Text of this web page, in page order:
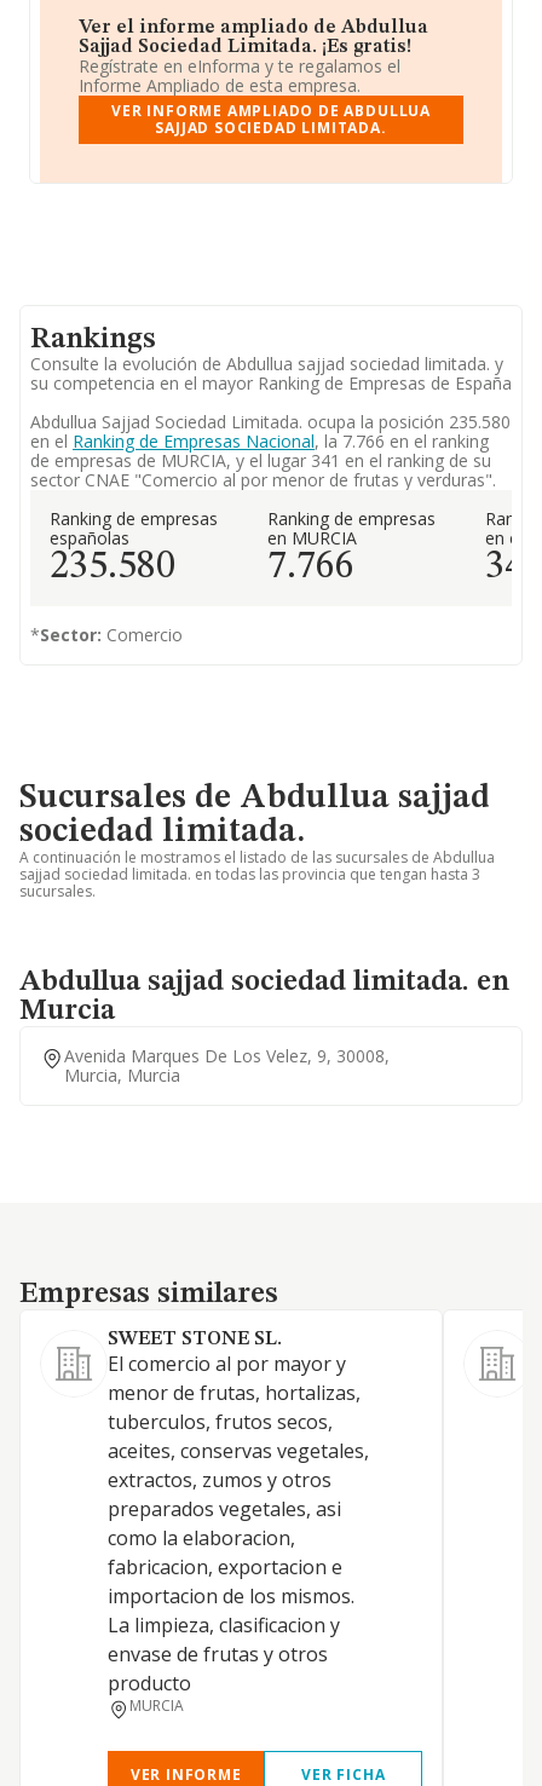
Ver el informe ampliado de Abdullua
Sajjad Sociedad Limitada. ¡Es gratis!
Regístrate en eInforma y te regalamos el
Informe Ampliado de esta empresa.
VER INFORME AMPLIADO DE ABDULLUA
SAJJAD SOCIEDAD LIMITADA.
Rankings
Consulte la evolución de Abdullua sajjad sociedad limitada. y
su competencia en el mayor Ranking de Empresas de España
Abdullua Sajjad Sociedad Limitada. ocupa la posición 235.580
en el Ranking de Empresas Nacional, la 7.766 en el ranking
de empresas de MURCIA, y el lugar 341 en el ranking de su
sector CNAE "Comercio al por menor de frutas y verduras".
Ranking de empresas
españolas
235.580
Ranking de empresas
en MURCIA
7.766
en el
341
*Sector: Comercio
Sucursales de Abdullua sajjad
sociedad limitada.
A continuación le mostramos el listado de las sucursales de Abdullua
sajjad sociedad limitada. en todas las provincia que tengan hasta 3
sucursales.
Abdullua sajjad sociedad limitada. en
Murcia
Avenida Marques De Los Velez, 9, 30008,
Murcia, Murcia
Empresas similares
Empresas similares
SWEET STONE SL.
El comercio al por mayor y
menor de frutas, hortalizas,
tuberculos, frutos secos,
aceites, conservas vegetales,
extractos, zumos y otros
preparados vegetales, asi
como la elaboracion,
fabricacion, exportacion e
importacion de los mismos.
La limpieza, clasificacion y
envase de frutas y otros
producto
MURCIA
VER INFORME VER FICHA